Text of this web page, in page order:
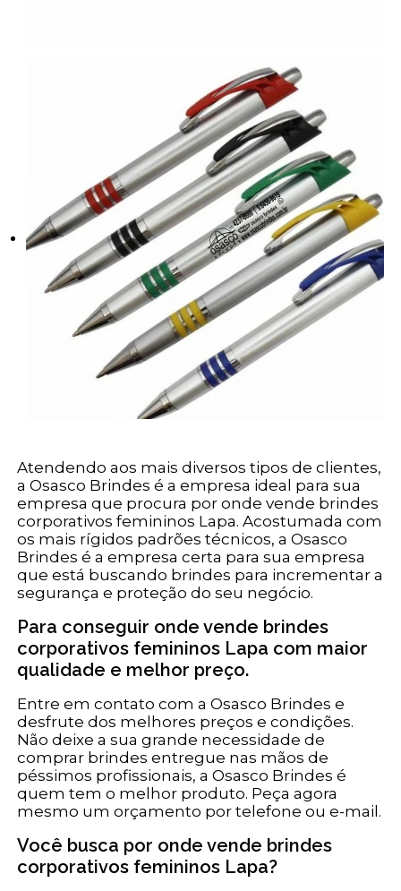
Atendendo aos mais diversos tipos de clientes,
a Osasco Brindes é a empresa ideal para sua
empresa que procura por onde vende brindes
corporativos femininos Lapa. Acostumada com
os mais rígidos padrões técnicos, a Osasco
Brindes é a empresa certa para sua empresa
que está buscando brindes para incrementar a
segurança e proteção do seu negócio.
Para conseguir onde vende brindes
corporativos femininos Lapa com maior
qualidade e melhor preço.
Entre em contato com a Osasco Brindes e
desfrute dos melhores preços e condições.
Não deixe a sua grande necessidade de
comprar brindes entregue nas mãos de
péssimos profissionais, a Osasco Brindes é
quem tem o melhor produto. Peça agora
mesmo um orçamento por telefone ou e-mail.
Você busca por onde vende brindes
corporativos femininos Lapa?